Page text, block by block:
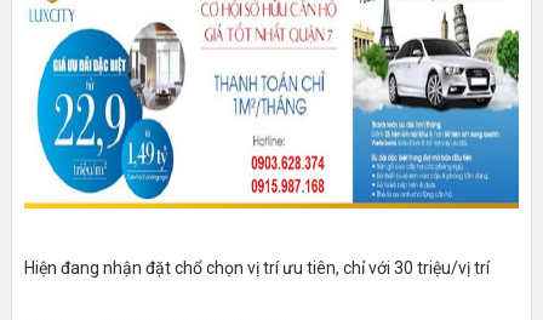
Hiện đang nhận đặt chổ chọn vị trí ưu tiên, chỉ với 30 triệu/vị trí